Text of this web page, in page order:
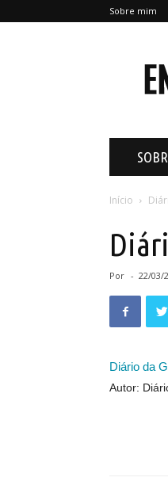
Sobre mim
Início
Por - 22/03/
Diário da
Autor: